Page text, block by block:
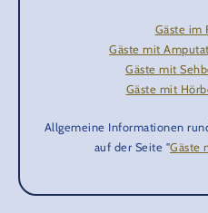
Gäste im
Gäste mit
Gäste mit
Gäste mit
Allgemeine Informationen
auf der Seite "Gäste